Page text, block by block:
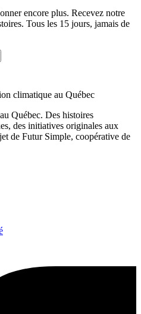
encore plus. Recevez notre
Tous les 15 jours, jamais de
Québec. Des histoires
des initiatives originales aux
de Futur Simple, coopérative de